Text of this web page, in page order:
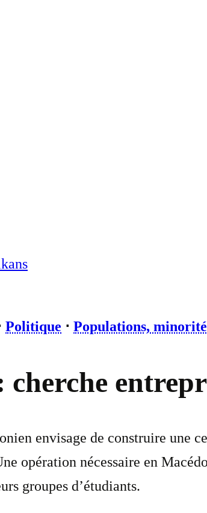
Politique ⋅ Populations,
cherche
envisage de construire une
opération nécessaire en
groupes d’étudiants.